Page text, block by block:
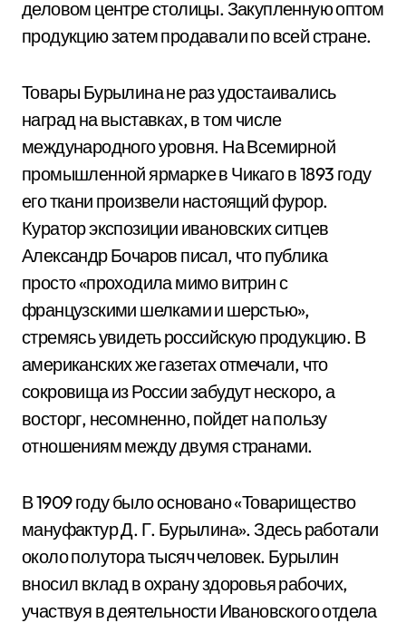
деловом центре столицы. Закупленную оптом
продукцию затем продавали по всей стране.
Товары Бурылина не раз удостаивались
наград на выставках, в том числе
международного уровня. На Всемирной
промышленной ярмарке в Чикаго в 1893 году
его ткани произвели настоящий фурор.
Куратор экспозиции ивановских ситцев
Александр Бочаров писал, что публика
просто «проходила мимо витрин с
французскими шелками и шерстью»,
стремясь увидеть российскую продукцию. В
американских же газетах отмечали, что
сокровища из России забудут нескоро, а
восторг, несомненно, пойдет на пользу
отношениям между двумя странами.
В 1909 году было основано «Товарищество
мануфактур Д. Г. Бурылина». Здесь работали
около полутора тысяч человек. Бурылин
вносил вклад в охрану здоровья рабочих,
участвуя в деятельности Ивановского отдела